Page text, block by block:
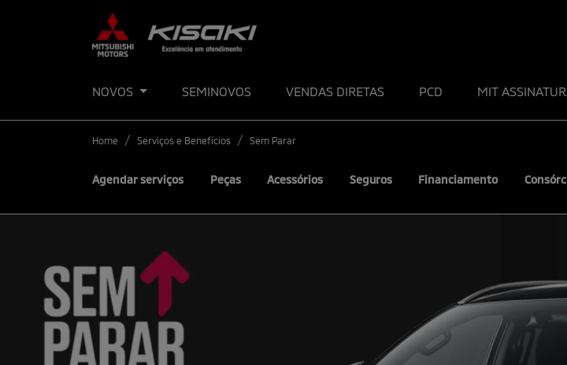
NOVOS SEMINOVOS VENDAS DIRETAS PCD MIT
Home Serviços e Benefícios Sem Parar
Agendar serviços Peças Acessórios Seguros Financiamento